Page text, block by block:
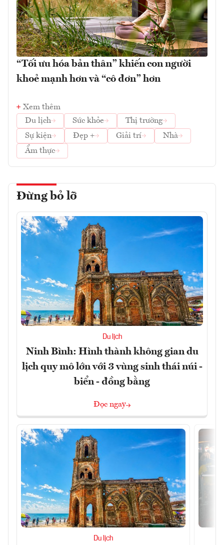
“Tối ưu hóa bản thân” khiến con người
khoẻ mạnh hơn và “cô đơn” hơn
Xem thêm
Du lịch
Sức khỏe
Thị trường
Sự kiện
Đẹp + Giải trí
Nhà
Ẩm thực
Đừng bỏ lỡ
Du lịch
Ninh Bình: Hình thành không gian du
lịch quy mô lớn với 3 vùng sinh thái núi -
biển - đồng bằng
Đọc ngay
Du lịch